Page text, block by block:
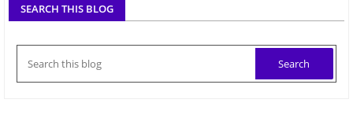
SEARCH THIS BLOG